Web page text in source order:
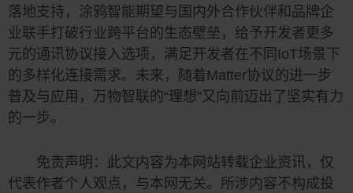
落地支持，涂鸦智能期望与国内外合作伙伴和品牌企
业联手打破行业跨平台的生态壁垒，给予开发者更多
元的通讯协议接入选项，满足开发者在不同IoT场景下
的多样化连接需求。未来，随着Matter协议的进一步
普及与应用，万物智联的“理想”又向前迈出了坚实有力
的一步。
免责声明：此文内容为本网站转载企业资讯，仅
代表作者个人观点，与本网无关。所涉内容不构成投